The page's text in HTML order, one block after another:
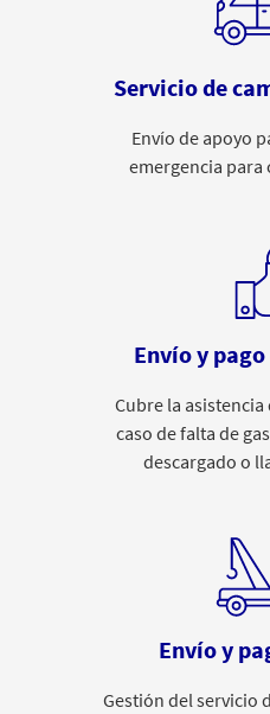
Servicio de
Envío de apoyo
emergencia para
Envío y
Cubre la
caso de falta de
descargado o
Envío y
Gestión del servicio